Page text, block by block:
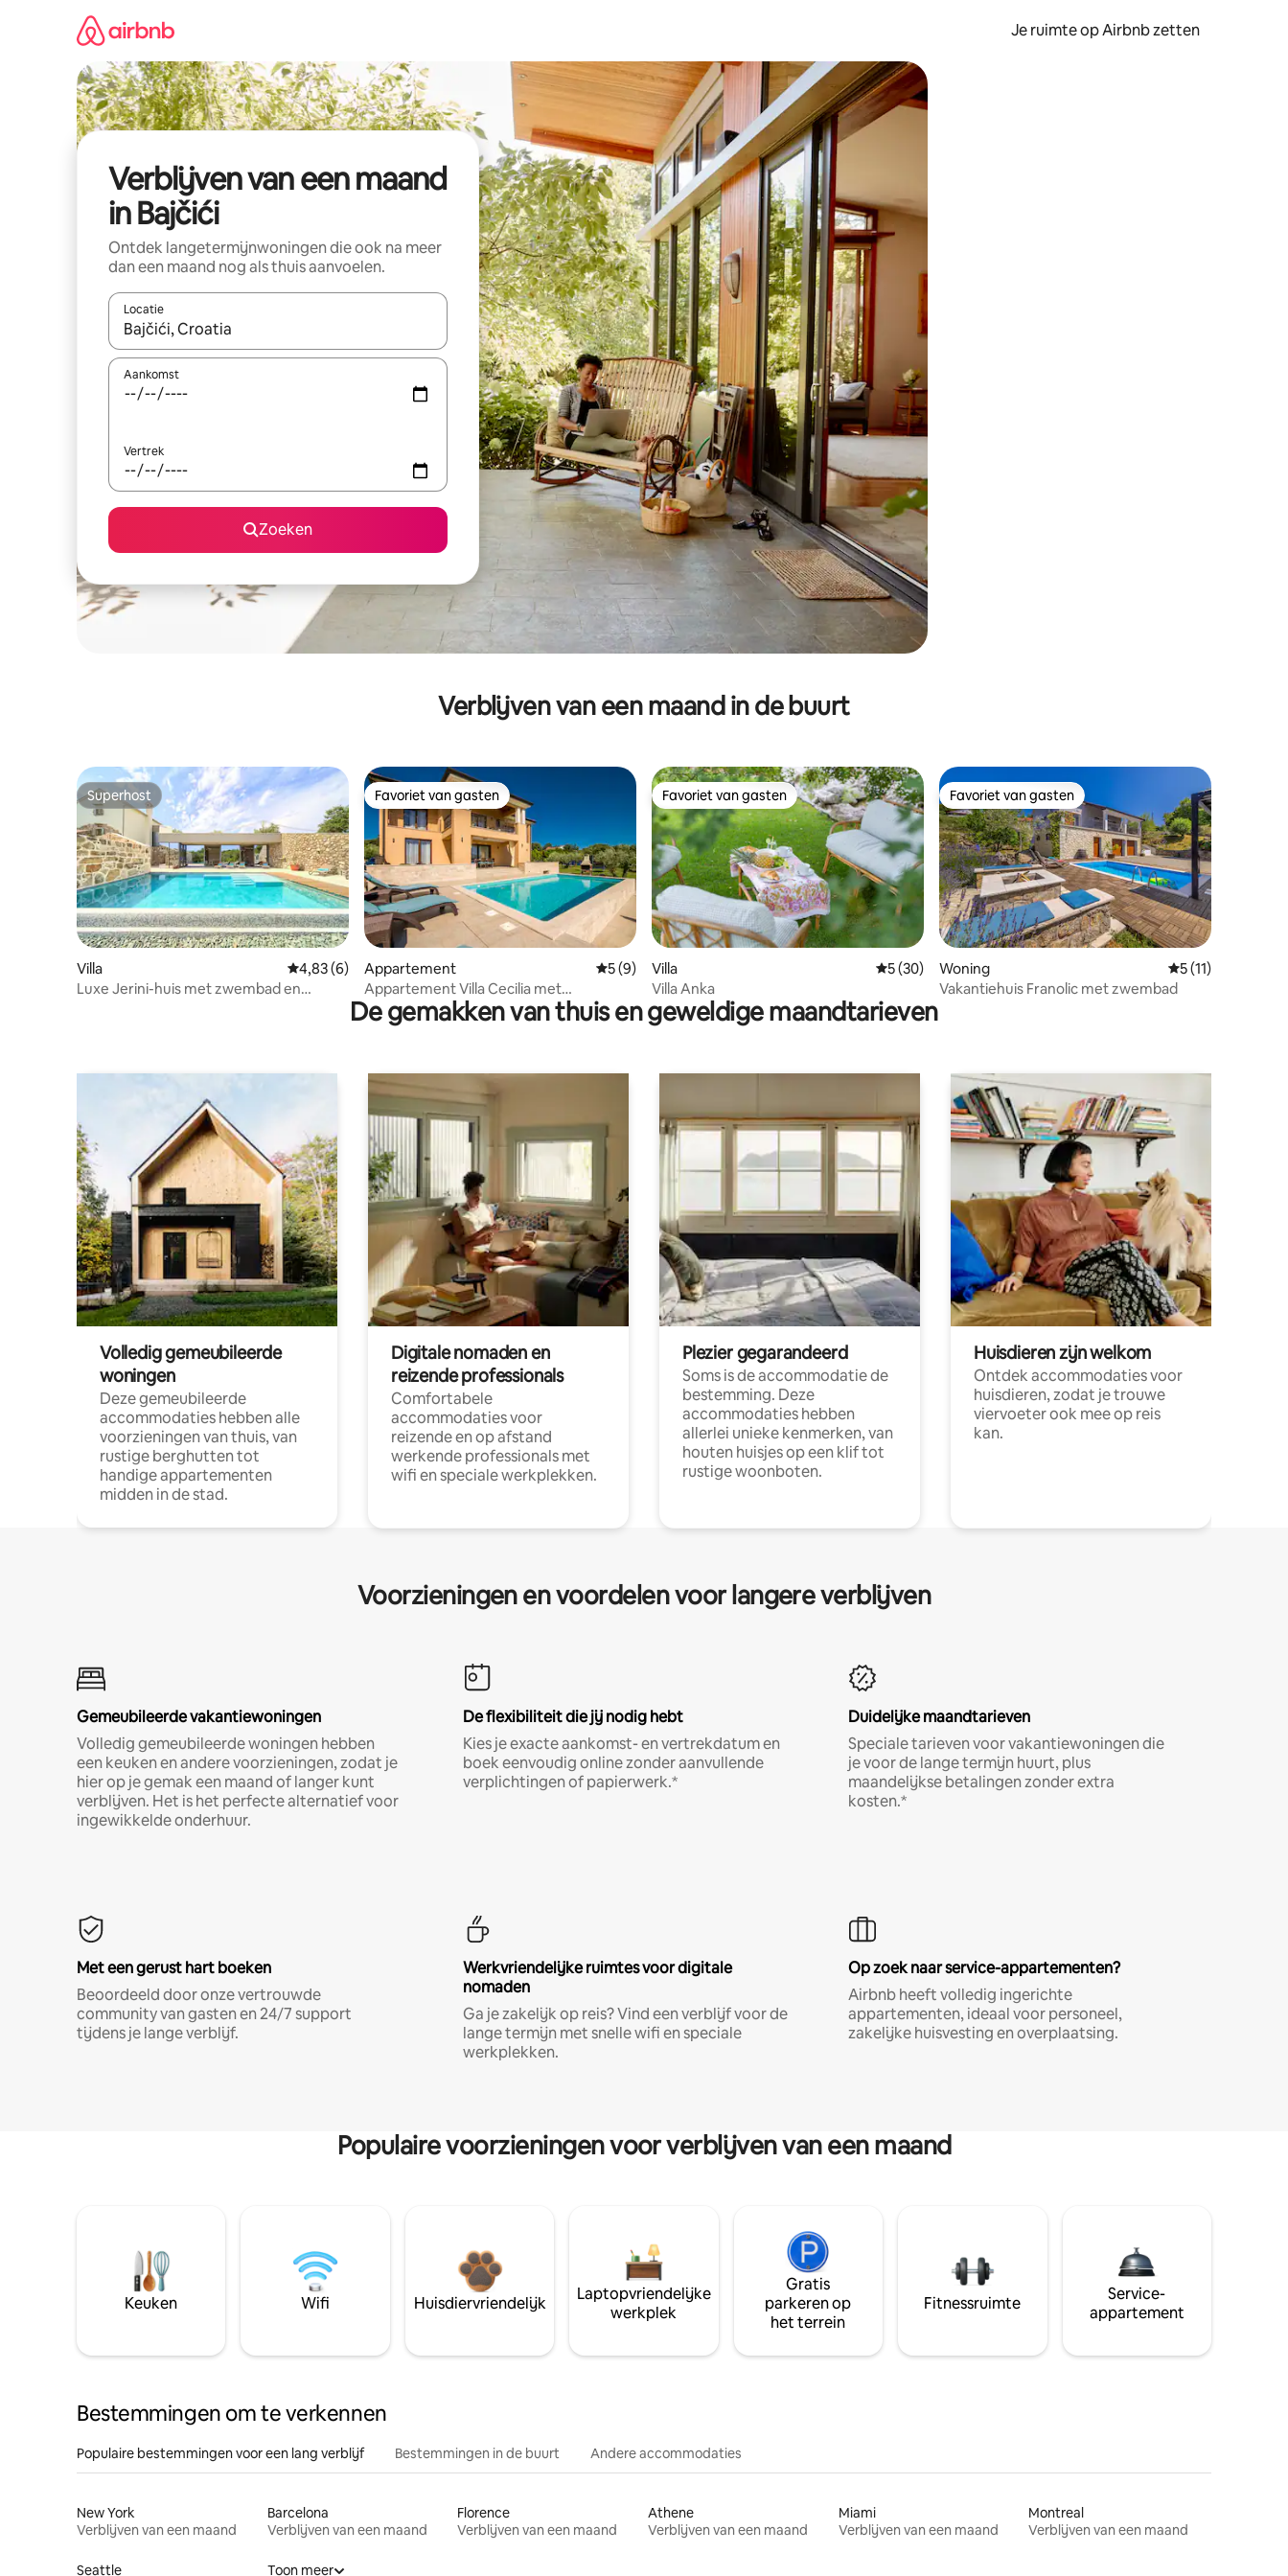
Je ruimte op Airbnb zetten
Verblijven van een maand
in Bajčići
Ontdek langetermijnwoningen die ook na meer
dan een maand nog als thuis aanvoelen.
Locatie
Wanneer er suggesties beschikbaar zijn, maak je een keuze met je de pijltjestoetsen omhoog en omlaag, óf door te tikken of swipen.
Aankomst
Vertrek
Zoeken
Verblijven van een maand in de buurt
Superhost
Superhost
Villa Gemiddelde beoordeling van 4,83 uit 5, 6 recensies
4,83 (6)
Luxe Jerini-huis met zwembad en
Favoriet van gasten
Favoriet van gasten
Appartement Gemiddelde beoordeling van 5 uit 5, 9 recensies
5 (9)
Appartement Villa Cecilia met
privézwembad
Favoriet van gasten
Favoriet van gasten
Villa Gemiddelde beoordeling van 5 uit 5, 30 recensies
5 (30)
Villa Anka
Favoriet van gasten
Favoriet van gasten
Woning Gemiddelde
5 (11)
Vakantiehuis Franolic met zwembad
De gemakken van thuis en geweldige maandtarieven
Volledig gemeubileerde
woningen
Deze gemeubileerde
accommodaties hebben alle
voorzieningen van thuis, van
rustige berghutten tot
handige appartementen
midden in de stad.
Digitale nomaden en
reizende professionals
Comfortabele
accommodaties voor
reizende en op afstand
werkende professionals met
wifi en speciale werkplekken.
Plezier gegarandeerd
Soms is de accommodatie de
bestemming. Deze
accommodaties hebben
allerlei unieke kenmerken, van
houten huisjes op een klif tot
rustige woonboten.
Huisdieren zijn welkom
Ontdek accommodaties voor
huisdieren, zodat je trouwe
viervoeter ook mee op reis
kan.
Voorzieningen en voordelen voor langere verblijven
Gemeubileerde vakantiewoningen
Volledig gemeubileerde woningen hebben
een keuken en andere voorzieningen, zodat je
hier op je gemak een maand of langer kunt
verblijven. Het is het perfecte alternatief voor
ingewikkelde onderhuur.
De flexibiliteit die jij nodig hebt
Kies je exacte aankomst- en vertrekdatum en
boek eenvoudig online zonder aanvullende
verplichtingen of papierwerk.*
Duidelijke maandtarieven
Speciale tarieven voor vakantiewoningen die
je voor de lange termijn huurt, plus
maandelijkse betalingen zonder extra
kosten.*
Met een gerust hart boeken
Beoordeeld door onze vertrouwde
community van gasten en 24/7 support
tijdens je lange verblijf.
Werkvriendelijke ruimtes voor digitale
nomaden
Ga je zakelijk op reis? Vind een verblijf voor de
lange termijn met snelle wifi en speciale
werkplekken.
Op zoek naar service-appartementen?
Airbnb heeft volledig ingerichte
appartementen, ideaal voor personeel,
zakelijke huisvesting en overplaatsing.
Populaire voorzieningen voor verblijven van een maand
Keuken Wifi Huisdiervriendelijk
Laptopvriendelijke
werkplek
Gratis
parkeren op
het terrein
Fitnessruimte
Service-
appartement
Bestemmingen om te verkennen
Populaire bestemmingen voor een lang verblijf Bestemmingen in de buurt Andere accommodaties
New York
Verblijven van een maand
Barcelona
Verblijven van een maand
Florence
Verblijven van een maand
Athene
Verblijven van een maand
Miami
Verblijven van een maand
Montreal
Verblijven van een maand
Seattle Toon meer